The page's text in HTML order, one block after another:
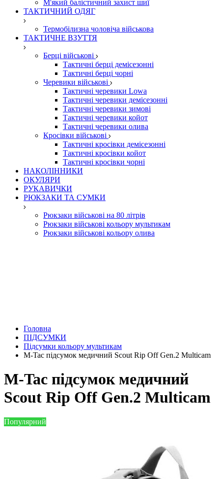
М'який балістичний захист шиї
ТАКТИЧНИЙ ОДЯГ
Термобілизна чоловіча військова
ТАКТИЧНЕ ВЗУТТЯ
Берці військові
Тактичні берці демісезонні
Тактичні берці чорні
Черевики військові
Тактичні черевики Lowa
Тактичні черевики демісезонні
Тактичні черевики зимові
Тактичні черевики койот
Тактичні черевики олива
Кросівки військові
Тактичні кросівки демісезонні
Тактичні кросівки койот
Тактичні кросівки чорні
НАКОЛІННИКИ
ОКУЛЯРИ
РУКАВИЧКИ
РЮКЗАКИ ТА СУМКИ
Рюкзаки військові на 80 літрів
Рюкзаки військові кольору мультикам
Рюкзаки військові кольору олива
Головна
ПІДСУМКИ
Підсумки кольору мультикам
M-Tac підсумок медичний Scout Rip Off Gen.2 Multicam
M-Tac підсумок медичний
Scout Rip Off Gen.2 Multicam
Популярний